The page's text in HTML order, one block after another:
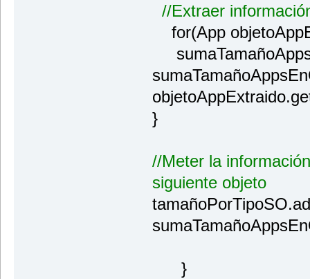
//Extraer
for(App
}
//Meter la
siguiente objeto
}